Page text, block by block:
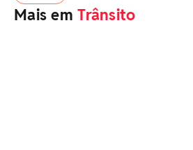
Mais emTrânsito